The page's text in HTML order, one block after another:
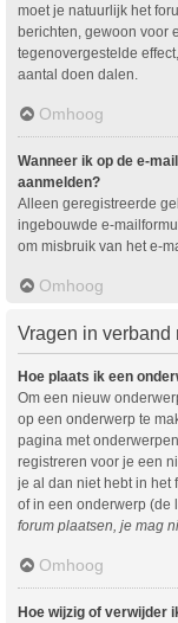
moet je natuurlijk het
berichten, gewoon voor
tegenovergestelde
aantal doen dalen.
Omhoog
Wanneer ik op de e-
aanmelden?
Alleen geregistreerde
ingebouwde e-
om misbruik van het e-
Omhoog
Vragen in verband
Hoe plaats ik een
Om een nieuw
op een onderwerp te
pagina met
registreren voor je een
je al dan niet hebt in het
of in een onderwerp (de
forum plaatsen, je mag
Omhoog
Hoe wijzig of verwijder